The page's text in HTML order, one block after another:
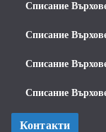
Списание
Списание
Списание
Списание
Контакти